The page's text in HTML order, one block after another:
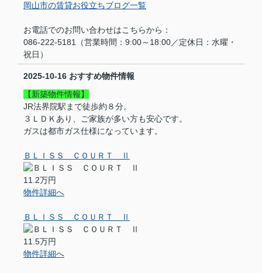
岡山市の賃貸お役立ちブログ一覧
お電話でのお問い合わせはこちらから：
086-222-5181（営業時間：9:00～18:00／定休日：水曜・
祝日）
2025-10-16 おすすめ物件情報
【新築物件情報】
JR法界院駅まで徒歩約８分。
３ＬＤＫあり、ご家族が多い方も安心です。
ガスは都市ガス仕様になっています。
ＢＬＩＳＳ ＣＯＵＲＴ Ⅱ
11.2万円
物件詳細へ
ＢＬＩＳＳ ＣＯＵＲＴ Ⅱ
11.5万円
物件詳細へ